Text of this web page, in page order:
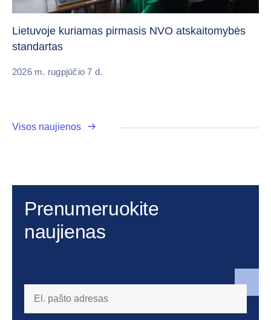
Lietuvoje kuriamas pirmasis NVO atskaitomybės
standartas
2026 m. rugpjūčio 7 d.
Visos naujienos
Prenumeruokite
naujienas